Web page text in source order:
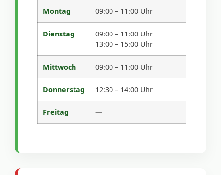
Montag 09:00 – 11:00 Uhr
Dienstag
09:00 – 11:00 Uhr
13:00 – 15:00 Uhr
Mittwoch 09:00 – 11:00 Uhr
Donnerstag 12:30 – 14:00 Uhr
Freitag —